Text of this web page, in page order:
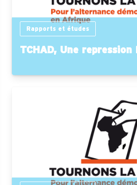
Rapports et études
TCHAD, Une